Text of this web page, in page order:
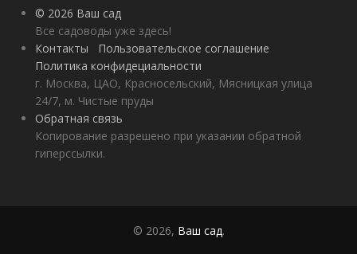
© 2026 Ваш сад
Все садоводы уже здесь!
Контакты
Пользовательское соглашение
Политика конфидециальности
г. Москва, ЦАО, Красносельский, Мясницкая улица
24/7, м. Чистые пруды
Обратная связь
Копирование разрешено при указании обратной
гиперссылки.
© 2026, Ваш сад.